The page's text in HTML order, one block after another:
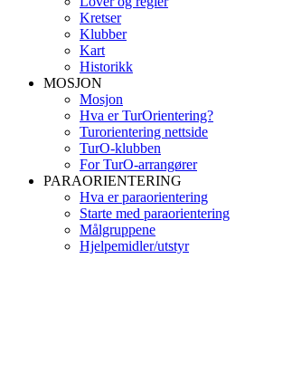
Kretser
Klubber
Kart
Historikk
MOSJON
Mosjon
Hva er TurOrientering?
Turorientering nettside
TurO-klubben
For TurO-arrangører
PARAORIENTERING
Hva er paraorientering
Starte med paraorientering
Målgruppene
Hjelpemidler/utstyr